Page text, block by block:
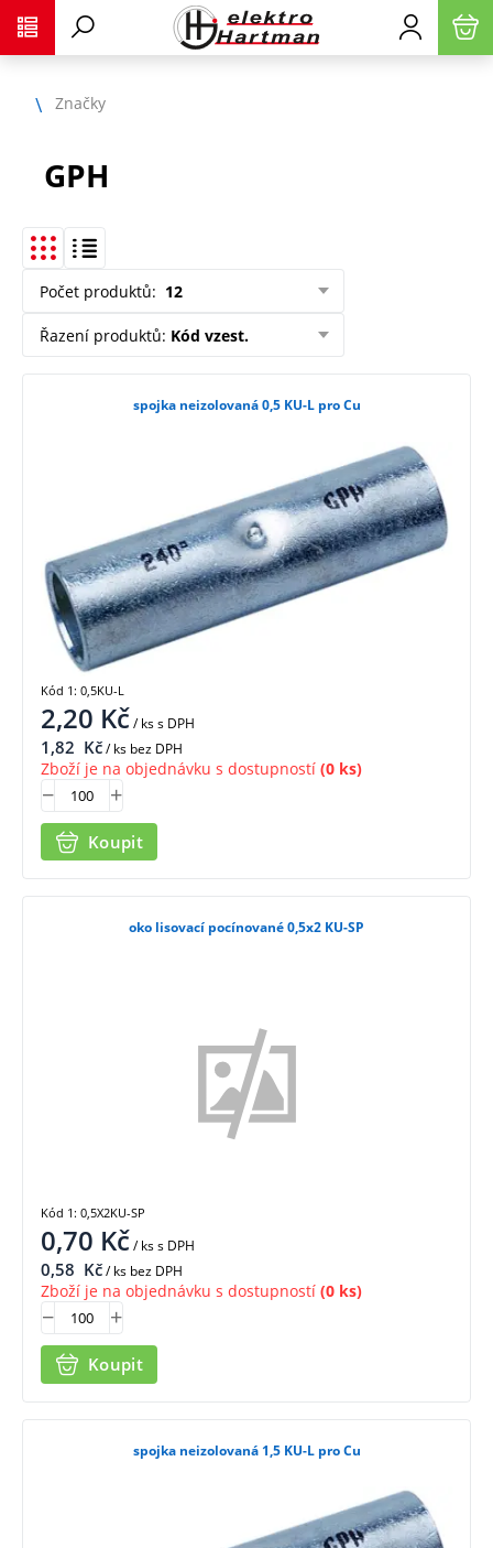
Značky
GPH
Počet produktů: 12
Řazení produktů: Kód vzest.
spojka neizolovaná 0,5 KU-L pro Cu
2,20 Kč/ kss DPH
1,82 Kč/ ks bez DPH
Zboží je na objednávku s dostupností (0 ks)
Koupit
Kód 1: 0,5KU-L
oko lisovací pocínované 0,5x2 KU-SP
0,70 Kč/ kss DPH
0,58 Kč/ ks bez DPH
Zboží je na objednávku s dostupností (0 ks)
Koupit
Kód 1: 0,5X2KU-SP
spojka neizolovaná 1,5 KU-L pro Cu